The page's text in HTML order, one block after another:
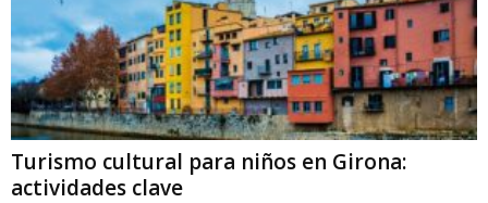
Turismo cultural para niños en Girona:
actividades clave